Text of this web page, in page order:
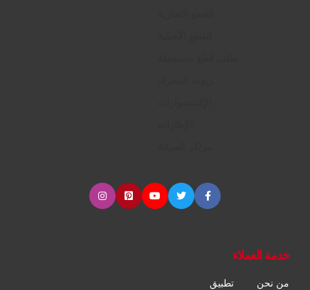
خدمة العملاء
من نحن
تطبيق